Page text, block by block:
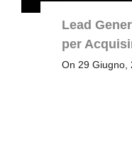
Lead
per
On 29 Giugno,